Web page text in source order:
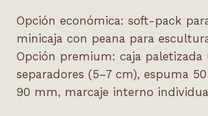
Opción económica: soft-pack
minicaja con peana para
Opción premium: caja paletizada
separadores (5–7 cm), espuma
90 mm, marcaje interno